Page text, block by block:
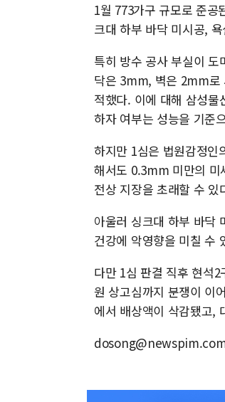
1월 773가구 규모로 준공
크대 하부 바닥 미시공,
특히 방수 공사 부실이
닥은 3mm, 벽은 2mm로
적했다. 이에 대해 삼성
하자 여부는 성능을 기준
하지만 1심은 법원감정인
해서도 0.3mm 미만의 미
전상 지장을 초래할 수 있
아울러 싱크대 하부 바닥
건강에 악영향을 미칠 수
다만 1심 판결 직후 현석
원 상고심까지 분쟁이 이
에서 배상액이 삭감됐고,